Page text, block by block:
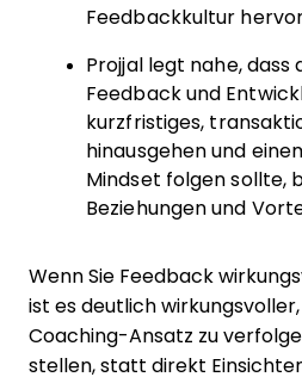
Feedbackkultur
Projjal legt nahe, dass
Feedback und
kurzfristiges,
hinausgehen und
Mindset folgen sollte,
Beziehungen und
Wenn Sie Feedback
ist es deutlich
Coaching-Ansatz zu
stellen, statt direkt